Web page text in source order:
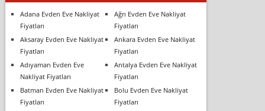
Adana Evden Eve Nakliyat
Fiyatları
Ağrı Evden Eve Nakliyat
Fiyatları
Aksaray Evden Eve Nakliyat
Fiyatları
Ankara Evden Eve Nakliyat
Fiyatları
Adıyaman Evden Eve
Nakliyat Fiyatları
Antalya Evden Eve Nakliyat
Fiyatları
Batman Evden Eve Nakliyat
Fiyatları
Bolu Evden Eve Nakliyat
Fiyatları